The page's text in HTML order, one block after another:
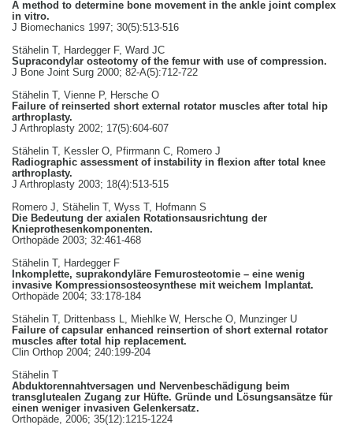
A method to determine bone movement in the ankle joint complex
in vitro.
J Biomechanics 1997; 30(5):513-516
Stähelin T, Hardegger F, Ward JC
Supracondylar osteotomy of the femur with use of compression.
J Bone Joint Surg 2000; 82-A(5):712-722
Stähelin T, Vienne P, Hersche O
Failure of reinserted short external rotator muscles after total hip
arthroplasty.
J Arthroplasty 2002; 17(5):604-607
Stähelin T, Kessler O, Pfirrmann C, Romero J
Radiographic assessment of instability in flexion after total knee
arthroplasty.
J Arthroplasty 2003; 18(4):513-515
Romero J, Stähelin T, Wyss T, Hofmann S
Die Bedeutung der axialen Rotationsausrichtung der
Knieprothesenkomponenten.
Orthopäde 2003; 32:461-468
Stähelin T, Hardegger F
Inkomplette, suprakondyläre Femurosteotomie – eine wenig
invasive Kompressionsosteosynthese mit weichem Implantat.
Orthopäde 2004; 33:178-184
Stähelin T, Drittenbass L, Miehlke W, Hersche O, Munzinger U
Failure of capsular enhanced reinsertion of short external rotator
muscles after total hip replacement.
Clin Orthop 2004; 240:199-204
Stähelin T
Abduktorennahtversagen und Nervenbeschädigung beim
transglutealen Zugang zur Hüfte. Gründe und Lösungsansätze für
einen weniger invasiven Gelenkersatz.
Orthopäde, 2006; 35(12):1215-1224